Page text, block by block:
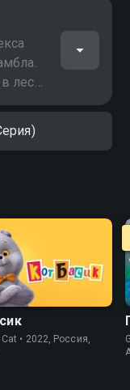
то
так-
лесу
но
• 2022, Россия,